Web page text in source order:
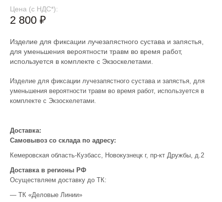
Цена (c НДС*):
2 800 ₽
Изделие для фиксации лучезапястного сустава и запястья,
для уменьшения вероятности травм во время работ,
используется в комплекте с Экзоскелетами.
Изделие для фиксации лучезапястного сустава и запястья, для
уменьшения вероятности травм во время работ, используется в
комплекте с Экзоскелетами.
Доставка:
Самовывоз со склада по адресу:
Кемеровская область-Кузбасс, Новокузнецк г, пр-кт Дружбы, д.2
Доставка в регионы РФ
Осуществляем доставку до ТК:
— ТК «Деловые Линии»